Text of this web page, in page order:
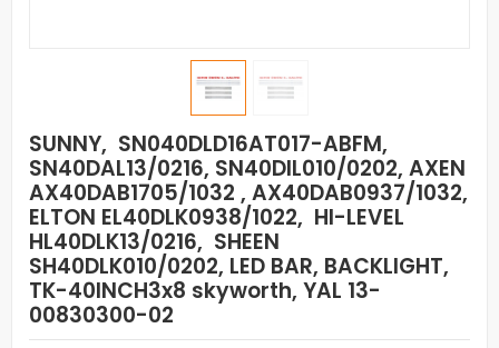
SUNNY, SN040DLD16AT017-ABFM,
SN40DAL13/0216, SN40DIL010/0202, AXEN
AX40DAB1705/1032 , AX40DAB0937/1032,
ELTON EL40DLK0938/1022, HI-LEVEL
HL40DLK13/0216, SHEEN
SH40DLK010/0202, LED BAR, BACKLIGHT,
TK-40INCH3x8 skyworth, YAL 13-
00830300-02